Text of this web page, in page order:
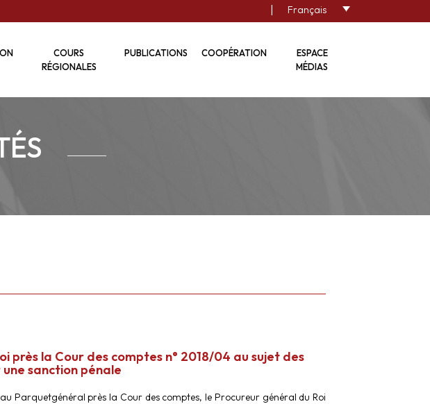
| Français
COURS
RÉGIONALES
PUBLICATIONS COOPÉRATION
ESPACE
MÉDIAS
près la Cour des comptes n° 2018/04 au sujet des
sanction pénale
Parquetgénéral près la Cour des comptes, le Procureur général du Roi